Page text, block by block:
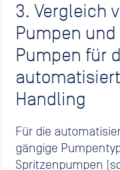
3. Vergleich
Pumpen
Pumpen für
Handling
Für die
gängige
Spritzenpumpen